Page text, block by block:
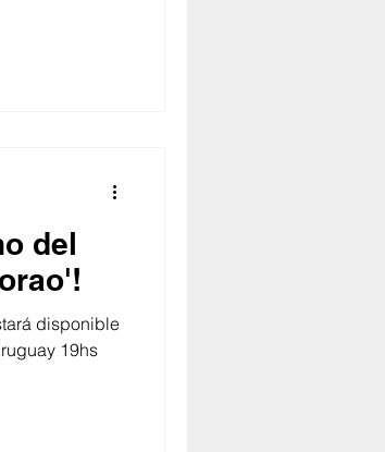
del
disponible
19hs